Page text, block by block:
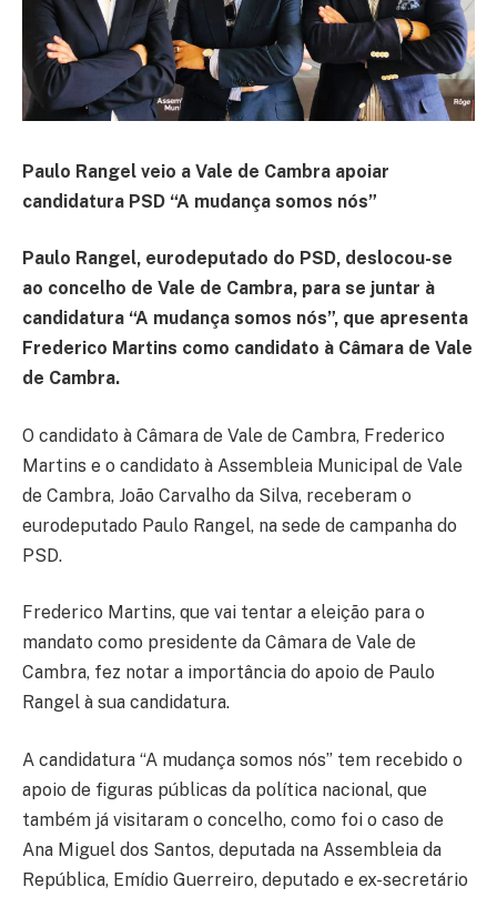
Paulo Rangel veio a Vale de Cambra apoiar
candidatura PSD “A mudança somos nós”
Paulo Rangel, eurodeputado do PSD, deslocou-se
ao concelho de Vale de Cambra, para se juntar à
candidatura “A mudança somos nós”, que apresenta
Frederico Martins como candidato à Câmara de Vale
de Cambra.
O candidato à Câmara de Vale de Cambra, Frederico
Martins e o candidato à Assembleia Municipal de Vale
de Cambra, João Carvalho da Silva, receberam o
eurodeputado Paulo Rangel, na sede de campanha do
PSD.
Frederico Martins, que vai tentar a eleição para o
mandato como presidente da Câmara de Vale de
Cambra, fez notar a importância do apoio de Paulo
Rangel à sua candidatura.
A candidatura “A mudança somos nós” tem recebido o
apoio de figuras públicas da política nacional, que
também já visitaram o concelho, como foi o caso de
Ana Miguel dos Santos, deputada na Assembleia da
República, Emídio Guerreiro, deputado e ex-secretário